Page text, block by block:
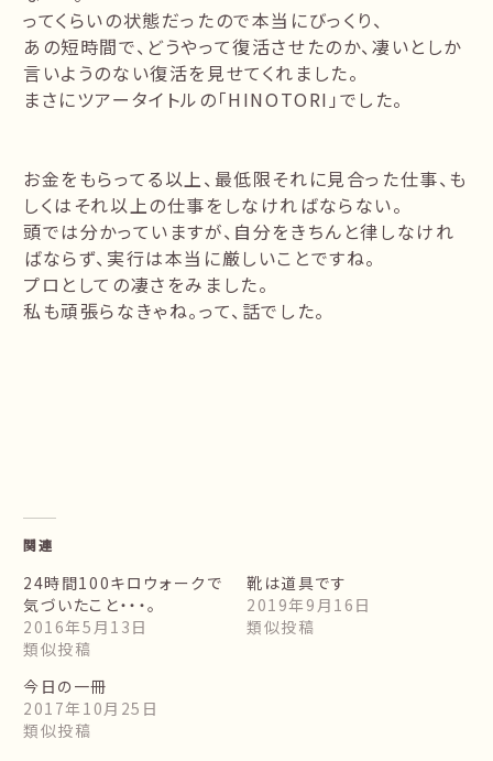
ってくらいの状態だったので本当にびっくり、
あの短時間で、どうやって復活させたのか、凄いとしか
言いようのない復活を見せてくれました。
まさにツアータイトルの「HINOTORI」でした。
お金をもらってる以上、最低限それに見合った仕事、も
しくはそれ以上の仕事をしなければならない。
頭では分かっていますが、自分をきちんと律しなけれ
ばならず、実行は本当に厳しいことですね。
プロとしての凄さをみました。
私も頑張らなきゃね。って、話でした。
関連
24時間100キロウォークで
気づいたこと・・・。
2016年5月13日
類似投稿
靴は道具です
2019年9月16日
類似投稿
今日の一冊
2017年10月25日
類似投稿